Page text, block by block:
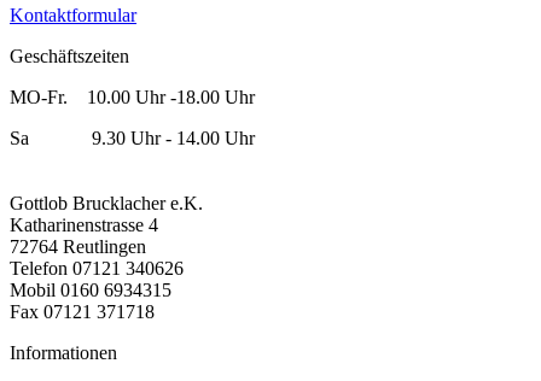
Kontaktformular
Geschäftszeiten
MO-Fr. 10.00 Uhr -18.00 Uhr
Sa 9.30 Uhr - 14.00 Uhr
Gottlob Brucklacher e.K.
Katharinenstrasse 4
72764 Reutlingen
Telefon 07121 340626
Mobil 0160 6934315
Fax 07121 371718
Informationen